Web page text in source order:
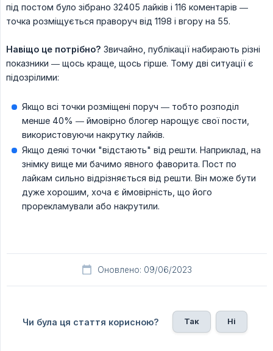
під постом було зібрано 32405 лайків і 116 коментарів —
точка розміщується праворуч від 1198 і вгору на 55.
Навіщо це потрібно? Звичайно, публікації набирають різні
показники — щось краще, щось гірше. Тому дві ситуації є
підозрілими:
Якщо всі точки розміщені поруч — тобто розподіл
менше 40% — ймовірно блогер нарощує свої пости,
використовуючи накрутку лайків.
Якщо деякі точки "відстають" від решти. Наприклад, на
знімку вище ми бачимо явного фаворита. Пост по
лайкам сильно відрізняється від решти. Він може бути
дуже хорошим, хоча є ймовірність, що його
прорекламували або накрутили.
Оновлено: 09/06/2023
Чи була ця стаття корисною? Так Ні